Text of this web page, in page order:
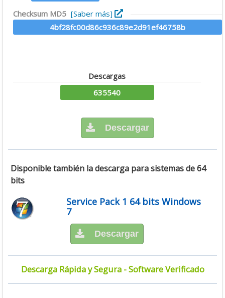
Checksum MD5 [Saber más]
4bf28fc00d86c936c89e2d91ef46758b
Descargas
635540
Descargar
Disponible también la descarga para sistemas de 64
bits
Service Pack 1 64 bits Windows
7
Descargar
Descarga Rápida y Segura - Software Verificado